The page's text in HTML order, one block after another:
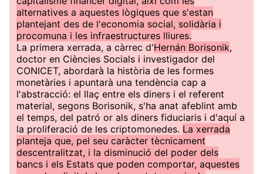
alternatives a aquestes lògiques que s'estan
plantejant des de l'economia social, solidària i
procomuna i les infraestructures lliures.
La primera xerrada, a càrrec d'Hernán Borisonik,
doctor en Ciències Socials i investigador del
CONICET, abordarà la història de les formes
monetàries i apuntarà una tendència cap a
l'abstracció: el llaç entre els diners i el referent
material, segons Borisonik, s'ha anat afeblint amb
el temps, del patró or als diners fiduciaris i d'aquí a
la proliferació de les criptomonedes. La xerrada
planteja que, pel seu caràcter tècnicament
descentralitzat, i la disminució del poder dels
bancs i els Estats que poden comportar, aquestes